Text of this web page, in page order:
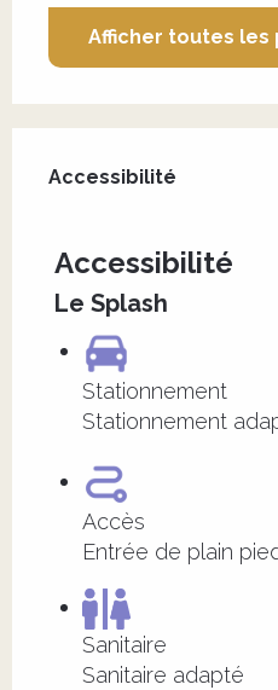
Afficher toutes les
Accessibilité
Accessibilité
Accessibilité
Le Splash
Stationnement
Stationnement
Accès
Entrée de plain
Sanitaire
Sanitaire adapté